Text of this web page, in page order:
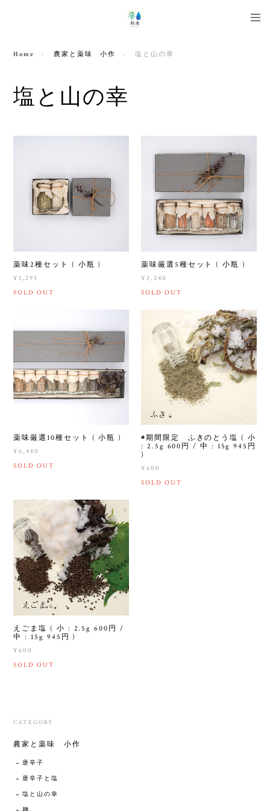
Home 農家と薬味 小作 塩と山の幸
塩と山の幸
薬味2種セット ( 小瓶 )
¥1,295
SOLD OUT
薬味厳選5種セット ( 小瓶 )
¥3,240
SOLD OUT
薬味厳選10種セット ( 小瓶 )
¥6,480
SOLD OUT
◉期間限定 ふきのとう塩 ( 小
: 2.5g 600円 / 中 : 15g 945円
)
¥600
SOLD OUT
えごま塩 ( 小 : 2.5g 600円 /
中 : 15g 945円 )
¥600
SOLD OUT
CATEGORY
農家と薬味 小作
唐辛子
唐辛子と塩
塩と山の幸